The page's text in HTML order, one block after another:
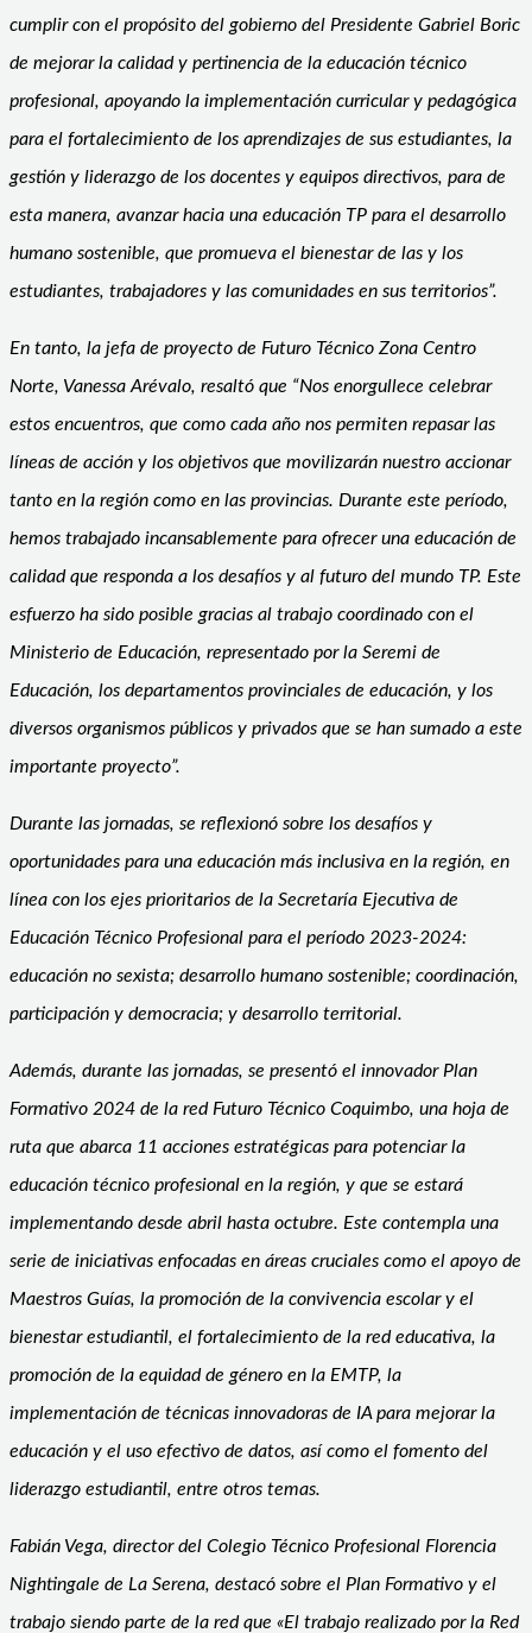
cumplir con el propósito del gobierno del Presidente Gabriel Boric
de mejorar la calidad y pertinencia de la educación técnico
profesional, apoyando la implementación curricular y pedagógica
para el fortalecimiento de los aprendizajes de sus estudiantes, la
gestión y liderazgo de los docentes y equipos directivos, para de
esta manera, avanzar hacia una educación TP para el desarrollo
humano sostenible, que promueva el bienestar de las y los
estudiantes, trabajadores y las comunidades en sus territorios”.
En tanto, la jefa de proyecto de Futuro Técnico Zona Centro
Norte, Vanessa Arévalo, resaltó que “Nos enorgullece celebrar
estos encuentros, que como cada año nos permiten repasar las
líneas de acción y los objetivos que movilizarán nuestro accionar
tanto en la región como en las provincias. Durante este período,
hemos trabajado incansablemente para ofrecer una educación de
calidad que responda a los desafíos y al futuro del mundo TP. Este
esfuerzo ha sido posible gracias al trabajo coordinado con el
Ministerio de Educación, representado por la Seremi de
Educación, los departamentos provinciales de educación, y los
diversos organismos públicos y privados que se han sumado a este
importante proyecto”.
Durante las jornadas, se reflexionó sobre los desafíos y
oportunidades para una educación más inclusiva en la región, en
línea con los ejes prioritarios de la Secretaría Ejecutiva de
Educación Técnico Profesional para el período 2023-2024:
educación no sexista; desarrollo humano sostenible; coordinación,
participación y democracia; y desarrollo territorial.
Además, durante las jornadas, se presentó el innovador Plan
Formativo 2024 de la red Futuro Técnico Coquimbo, una hoja de
ruta que abarca 11 acciones estratégicas para potenciar la
educación técnico profesional en la región, y que se estará
implementando desde abril hasta octubre. Este contempla una
serie de iniciativas enfocadas en áreas cruciales como el apoyo de
Maestros Guías, la promoción de la convivencia escolar y el
bienestar estudiantil, el fortalecimiento de la red educativa, la
promoción de la equidad de género en la EMTP, la
implementación de técnicas innovadoras de IA para mejorar la
educación y el uso efectivo de datos, así como el fomento del
liderazgo estudiantil, entre otros temas.
Fabián Vega, director del Colegio Técnico Profesional Florencia
Nightingale de La Serena, destacó sobre el Plan Formativo y el
trabajo siendo parte de la red que «El trabajo realizado por la Red